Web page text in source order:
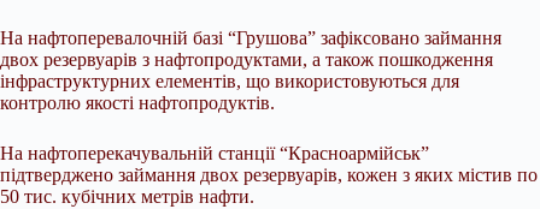
На нафтоперевалочній базі “Грушова” зафіксовано займання
двох резервуарів з нафтопродуктами, а також пошкодження
інфраструктурних елементів, що використовуються для
контролю якості нафтопродуктів.
На нафтоперекачувальній станції “Красноармійськ”
підтверджено займання двох резервуарів, кожен з яких містив по
50 тис. кубічних метрів нафти.